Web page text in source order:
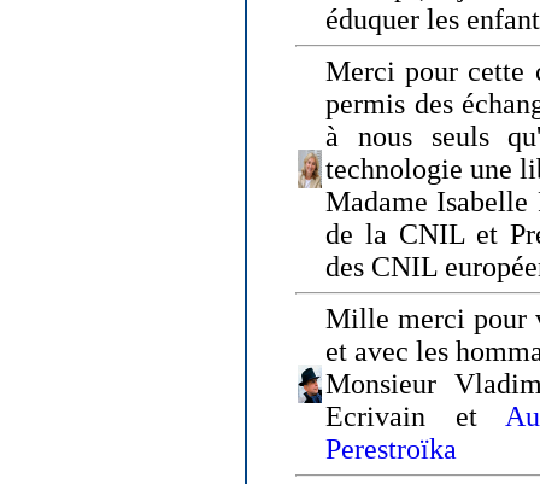
éduquer les
Merci pour cette
permis des
à nous seuls
technologie une
Madame Isabelle
de la CNIL et
des CNIL
Mille merci pour
et avec les
Monsieur
Ecrivain et
Perestroïka